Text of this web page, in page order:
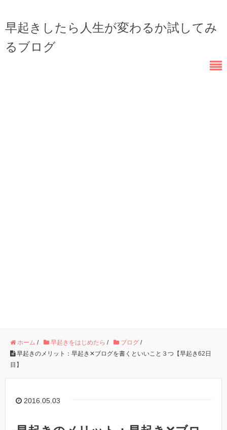
早起きしたら人生が変わるか試してみ
るブログ
ホーム / 早起きをはじめたら / ブログ /
早起きのメリット：早起き✕ブログを書くといいこと３つ【早起き62日
目】
2016.05.03